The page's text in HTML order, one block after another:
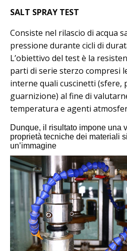
SALT SPRAY TEST
Consiste nel rilascio di acqua
pressione durante cicli di
L’obiettivo del test è la
parti di serie sterzo compresi
interne quali cuscinetti (sfere,
guarnizione) al fine di
temperatura e agenti
Dunque, il risultato impone una
proprietà tecniche dei materiali
un’immagine